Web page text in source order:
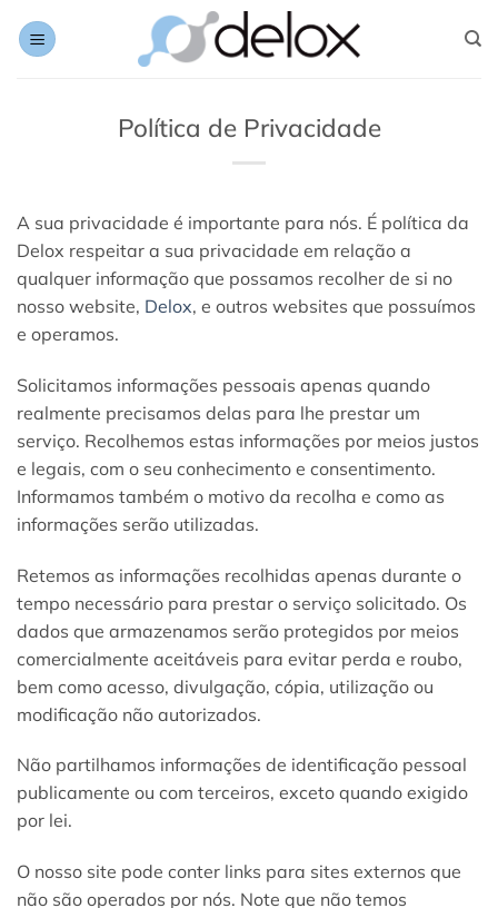
Política de Privacidade
A sua privacidade é importante para nós. É política da
Delox respeitar a sua privacidade em relação a
qualquer informação que possamos recolher de si no
nosso website, Delox, e outros websites que possuímos
e operamos.
Solicitamos informações pessoais apenas quando
realmente precisamos delas para lhe prestar um
serviço. Recolhemos estas informações por meios justos
e legais, com o seu conhecimento e consentimento.
Informamos também o motivo da recolha e como as
informações serão utilizadas.
Retemos as informações recolhidas apenas durante o
tempo necessário para prestar o serviço solicitado. Os
dados que armazenamos serão protegidos por meios
comercialmente aceitáveis ​​para evitar perda e roubo,
bem como acesso, divulgação, cópia, utilização ou
modificação não autorizados.
Não partilhamos informações de identificação pessoal
publicamente ou com terceiros, exceto quando exigido
por lei.
O nosso site pode conter links para sites externos que
não são operados por nós. Note que não temos